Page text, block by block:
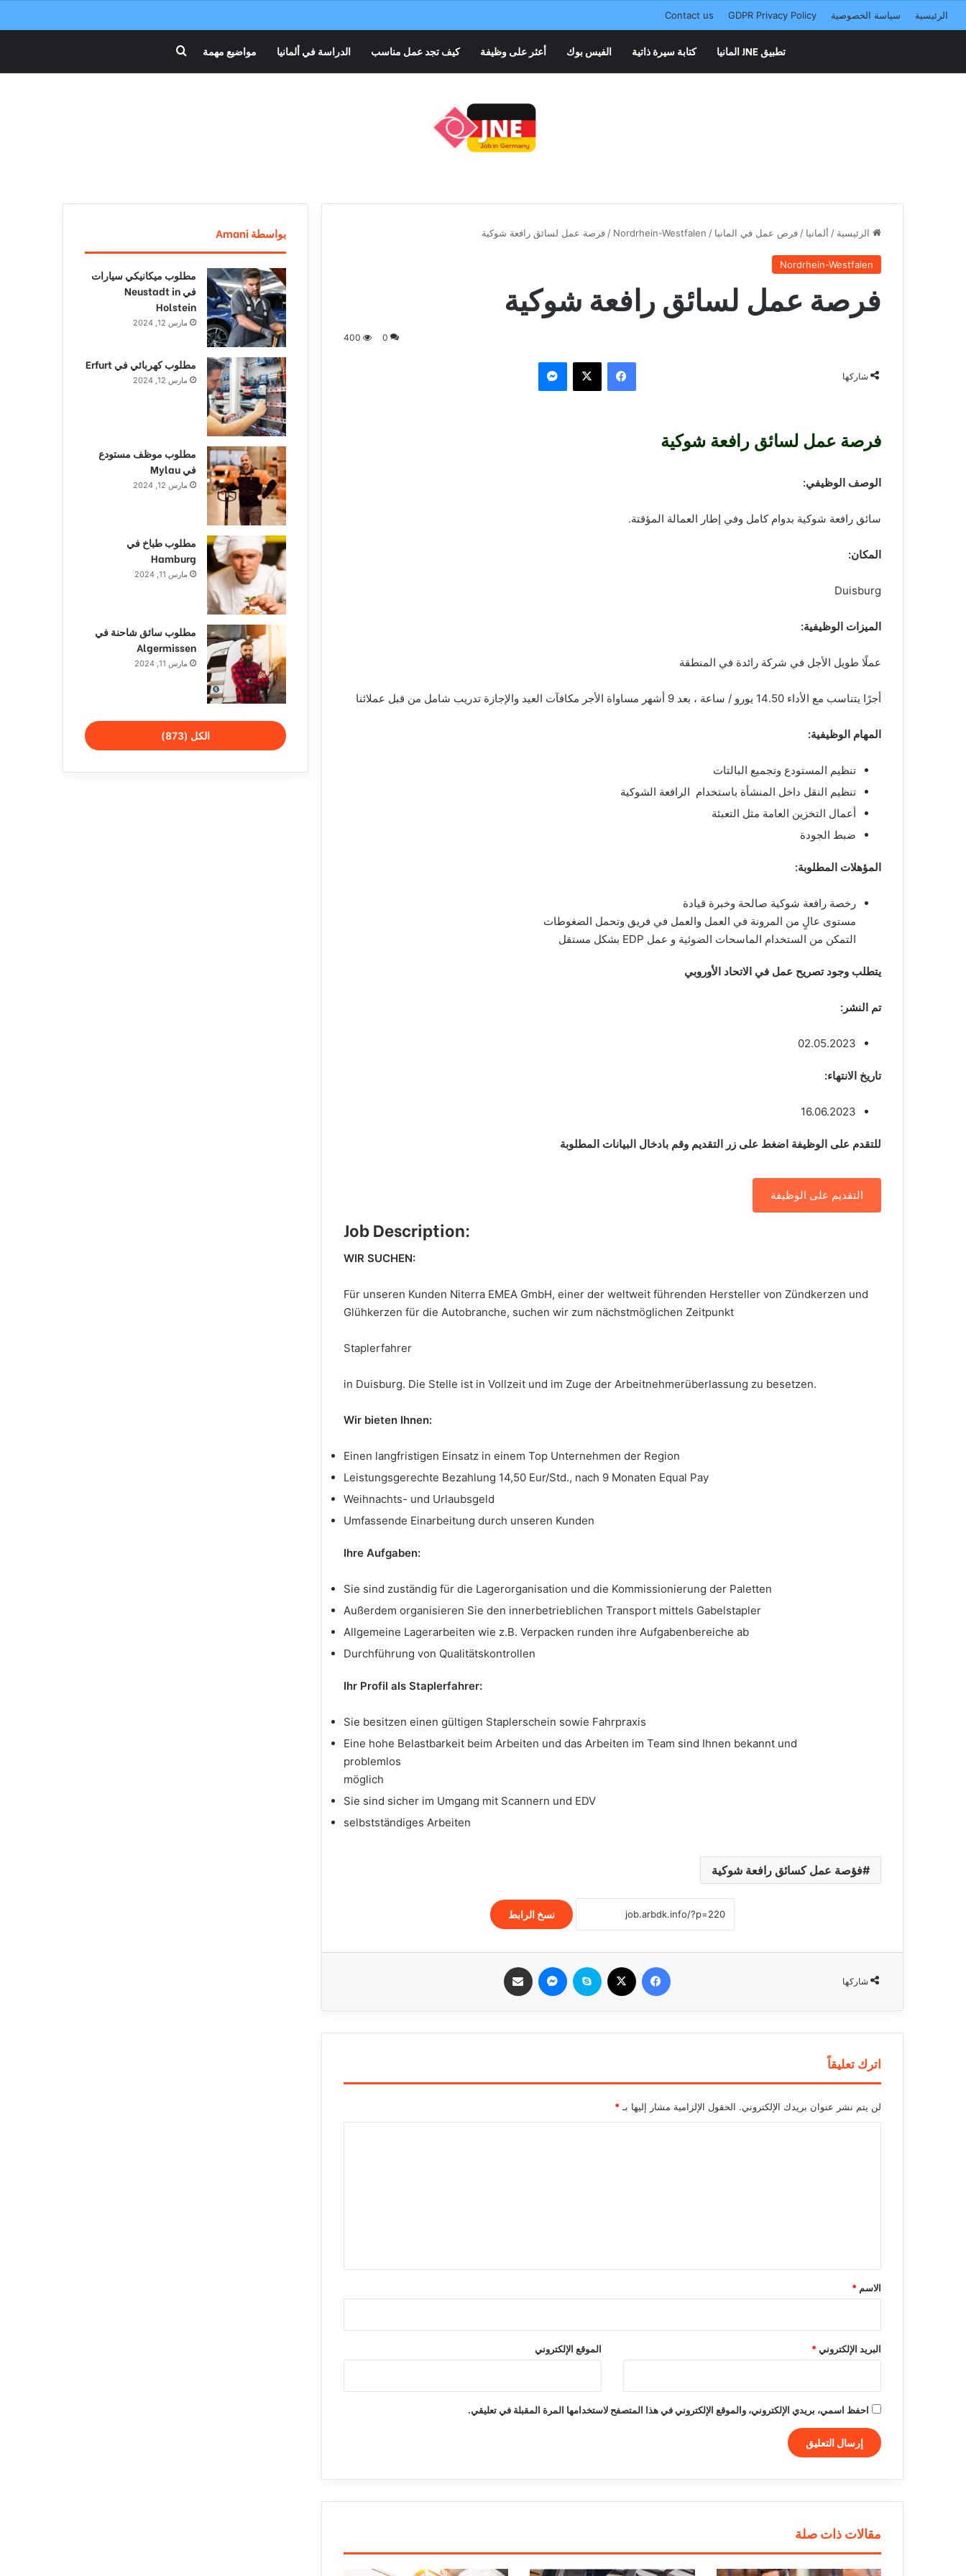
الرئيسية سياسة الخصوصية GDPR Privacy Policy
Contact us
تطبيق JNE المانيا كتابة سيرة ذاتية الفيس بوك أعثر على وظيفة كيف تجد عمل مناسب الدراسة في ألمانيا مواضيع مهمة
الرئيسية / ألمانيا / فرص عمل في المانيا /
Nordrhein-Westfalen
/ فرصة عمل لسائق رافعة شوكية
Nordrhein-Westfalen
فرصة عمل لسائق رافعة شوكية
0
400
شاركها
فيسبوك ‫X
فرصة عمل لسائق رافعة شوكية
الوصف الوظيفي:
سائق رافعة شوكية بدوام كامل وفي إطار العمالة المؤقتة.
المكان:
Duisburg
الميزات الوظيفية:
عملًا طويل الأجل في شركة رائدة في المنطقة
أجرًا يتناسب مع الأداء 14.50 يورو / ساعة ، بعد 9 أشهر مساواة الأجر مكافآت العيد والإجازة تدريب شامل من قبل عملائنا
المهام الوظيفية:
تنظيم المستودع وتجميع البالتات
تنظيم النقل داخل المنشأة باستخدام الرافعة الشوكية
أعمال التخزين العامة مثل التعبئة
ضبط الجودة
المؤهلات المطلوبة:
رخصة رافعة شوكية صالحة وخبرة قيادة
مستوى عالٍ من المرونة في العمل والعمل في فريق وتحمل الضغوطات
التمكن من الستخدام الماسحات الضوئية و عمل EDP بشكل مستقل
يتطلب وجود تصريح عمل في الاتحاد الأوروبي
تم النشر:
02.05.2023
تاريخ الانتهاء:
16.06.2023
للتقدم على الوظيفة اضغط على زر التقديم وقم بادخال البيانات المطلوبة
التقديم على الوظيفة
Job Description:
WIR SUCHEN:
Für unseren Kunden Niterra EMEA GmbH, einer der weltweit führenden Hersteller von Zündkerzen und
Glühkerzen für die Autobranche, suchen wir zum nächstmöglichen Zeitpunkt
Staplerfahrer
in Duisburg. Die Stelle ist in Vollzeit und im Zuge der Arbeitnehmerüberlassung zu besetzen.
Wir bieten Ihnen:
Einen langfristigen Einsatz in einem Top Unternehmen der Region
Leistungsgerechte Bezahlung 14,50 Eur/Std., nach 9 Monaten Equal Pay
Weihnachts- und Urlaubsgeld
Umfassende Einarbeitung durch unseren Kunden
Ihre Aufgaben:
Sie sind zuständig für die Lagerorganisation und die Kommissionierung der Paletten
Außerdem organisieren Sie den innerbetrieblichen Transport mittels Gabelstapler
Allgemeine Lagerarbeiten wie z.B. Verpacken runden ihre Aufgabenbereiche ab
Durchführung von Qualitätskontrollen
Ihr Profil als Staplerfahrer:
Sie besitzen einen gültigen Staplerschein sowie Fahrpraxis
Eine hohe Belastbarkeit beim Arbeiten und das Arbeiten im Team sind Ihnen bekannt und
problemlos
möglich
Sie sind sicher im Umgang mit Scannern und EDV
selbstständiges Arbeiten
فؤصة عمل كسائق رافعة شوكية
نسخ الرابط
شاركها
اترك تعليقاً
لن يتم نشر عنوان بريدك الإلكتروني. الحقول الإلزامية مشار إليها بـ *
*
الاسم *
البريد الإلكتروني* الموقع الإلكتروني
احفظ اسمي، بريدي الإلكتروني، والموقع الإلكتروني في هذا المتصفح لاستخدامها المرة المقبلة في تعليقي.
مقالات ذات صلة
بواسطة Amani
مطلوب ميكانيكي سيارات
في Neustadt in
Holstein
مارس 12, 2024
مطلوب كهربائي في Erfurt
مارس 12, 2024
مطلوب موظف مستودع
في Mylau
مارس 12, 2024
مطلوب طباخ في
Hamburg
مارس 11, 2024
مطلوب سائق شاحنة في
Algermissen
مارس 11, 2024
الكل (873)